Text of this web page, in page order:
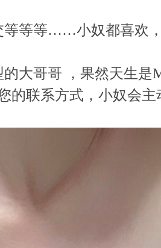
等等等……小奴都喜欢
大哥哥 ，果然天生是
的联系方式，小奴会主